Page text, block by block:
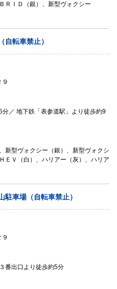
ＲＩＤ（銀）、新型ヴォクシー
自転車禁止）
／ 地下鉄「表参道駅」より徒歩約9
型ヴォクシー（銀）、新型ヴォクシ
Ｖ（白）、ハリアー（灰）、ハリア
車場（自転車禁止）
番出口より徒歩約5分